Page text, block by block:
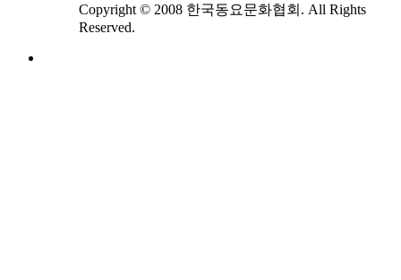
Copyright © 2008 한국동요문화협회. All Rights
Reserved.